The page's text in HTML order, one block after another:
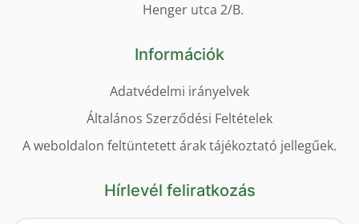
Henger utca 2/B.
Információk
Adatvédelmi irányelvek
Általános Szerződési Feltételek
A weboldalon feltüntetett árak tájékoztató jellegűek.
Hírlevél feliratkozás